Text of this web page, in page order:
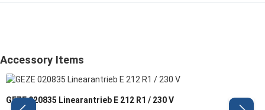
Skip product gallery
Accessory Items
GEZE 020835 Linearantrieb E 212 R1 / 230 V